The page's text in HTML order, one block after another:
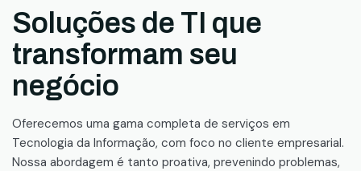
Soluções de TI que
transformam seu
negócio
Oferecemos uma gama completa de serviços em
Tecnologia da Informação, com foco no cliente empresarial.
Nossa abordagem é tanto proativa, prevenindo problemas,